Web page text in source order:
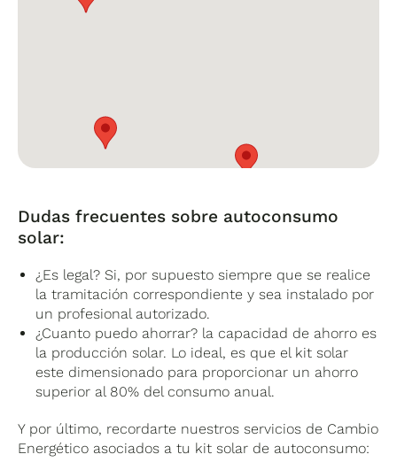
Estructura para paneles solares en
Este tipo de estructura permite anclar
perfectamente las placas solares de tu instalación
fotovoltaica a una cubierta ligeramente inclinada y
con la orientación optima para conseguir la mejor
producción posible. La estructura para placas
solares está fabricada con aluminio de alta calidad
fotovoltaicos de tukit solaren las mejores
condiciones adecuadamente ajustados al tejado.
Dudas frecuentes sobre autoconsumo
solar:
¿Es legal? Si, por supuesto siempre que se realice
la tramitación correspondiente y sea instalado por
un profesional autorizado.
¿Cuanto puedo ahorrar? la capacidad de ahorro es
la producción solar. Lo ideal, es que el kit solar
este dimensionado para proporcionar un ahorro
superior al 80% del consumo anual.
Y por último, recordarte nuestros servicios de Cambio
Energético asociados a tu kit solar de autoconsumo: